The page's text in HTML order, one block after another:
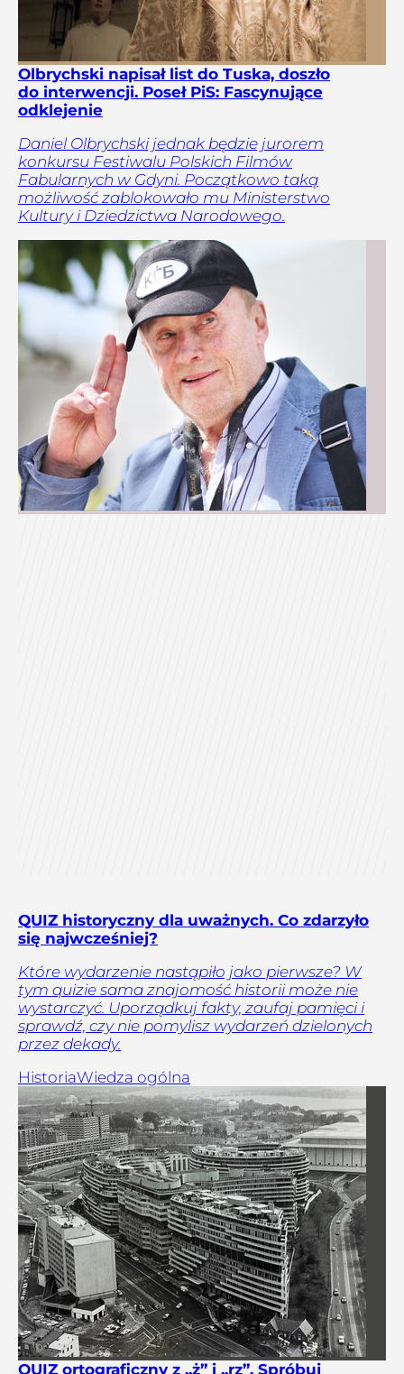
Olbrychski napisał list do Tuska, doszło
do interwencji. Poseł PiS: Fascynujące
odklejenie
Daniel Olbrychski jednak będzie jurorem
konkursu Festiwalu Polskich Filmów
Fabularnych w Gdyni. Początkowo taką
możliwość zablokowało mu Ministerstwo
Kultury i Dziedzictwa Narodowego.
QUIZ historyczny dla uważnych. Co zdarzyło
się najwcześniej?
Które wydarzenie nastąpiło jako pierwsze? W
tym quizie sama znajomość historii może nie
wystarczyć. Uporządkuj fakty, zaufaj pamięci i
sprawdź, czy nie pomylisz wydarzeń dzielonych
przez dekady.
HistoriaWiedza ogólna
QUIZ ortograficzny z „ż” i „rz”. Spróbuj